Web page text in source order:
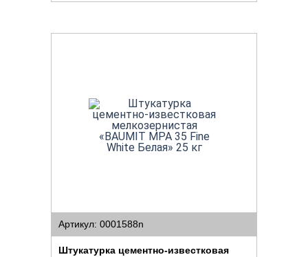
Артикул: 0001588n
Штукатурка цементно-известковая